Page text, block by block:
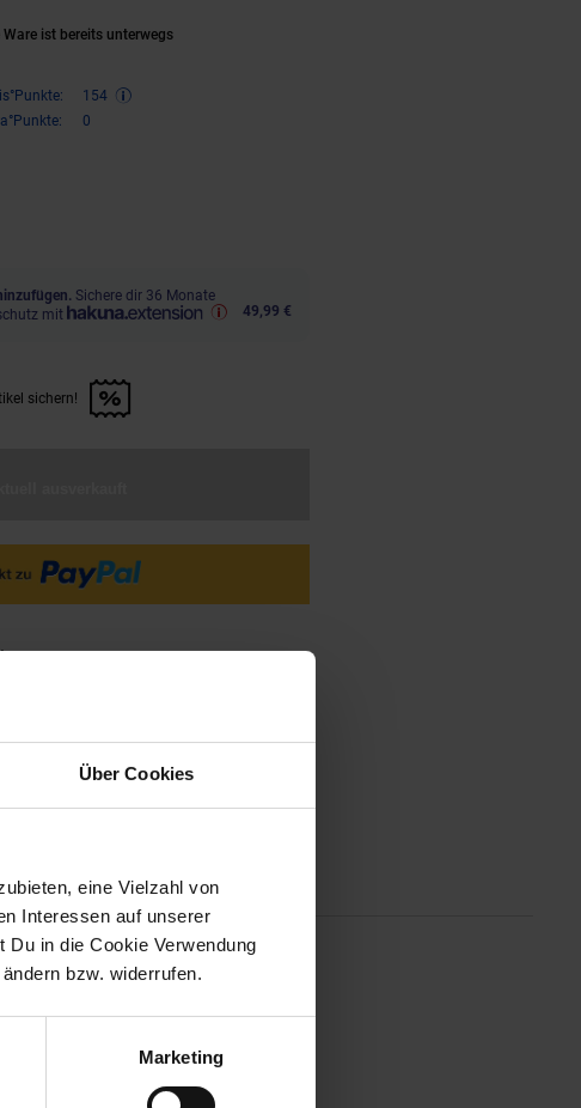
Über Cookies
eine Vielzahl von
Interessen auf unserer
Du in die Cookie Verwendung
ändern bzw. widerrufen.
Marketing
Ware ist bereits unterwegs
154
0
Sichere dir 36 Monate
mit
49,99 €
diesen Artikel sichern!" anwenden
sichern!
abgeben.
Altgeräterücknahme
Die erholsame
Alltag. Durch den modernen